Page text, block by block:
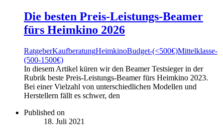
Die besten Preis-Leistungs-Beamer
fürs Heimkino 2026
RatgeberKaufberatungHeimkinoBudget-(<500€)Mittelklasse-
(500-1500€)
In diesem Artikel küren wir den Beamer Testsieger in der
Rubrik beste Preis-Leistungs-Beamer fürs Heimkino 2023.
Bei einer Vielzahl von unterschiedlichen Modellen und
Herstellern fällt es schwer, den
Published on
18. Juli 2021